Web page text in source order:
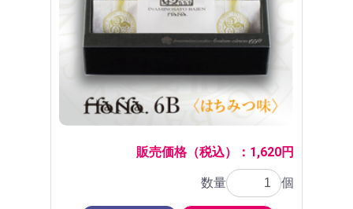
販売価格（税込）：1,620円
数量 個